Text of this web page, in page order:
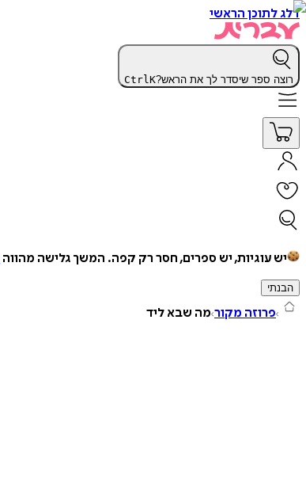
דלג לתוכן הראשי
רוצה ספר שיסדר לך את הראש? CtrlK
יש עוגיות, יש ספרים, חסר רק קפה. המשך גלישה מהווה
הבנתי
פרוזה מקור מה שבא ליד